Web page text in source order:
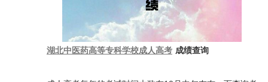
湖北中医药高等专科学校成人高考 成绩查询